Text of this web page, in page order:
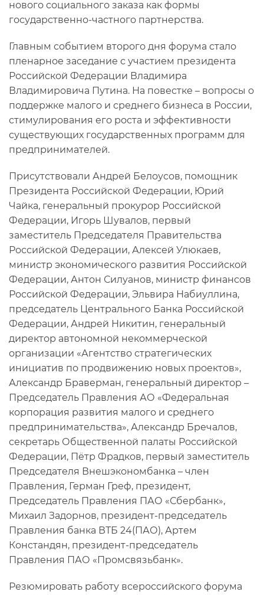
нового социального заказа как формы
государственно-частного партнерства.
Главным событием второго дня форума стало
пленарное заседание с участием президента
Российской Федерации Владимира
Владимировича Путина. На повестке – вопросы о
поддержке малого и среднего бизнеса в России,
стимулирования его роста и эффективности
существующих государственных программ для
предпринимателей.
Присутствовали Андрей Белоусов, помощник
Президента Российской Федерации, Юрий
Чайка, генеральный прокурор Российской
Федерации, Игорь Шувалов, первый
заместитель Председателя Правительства
Российской Федерации, Алексей Улюкаев,
министр экономического развития Российской
Федерации, Антон Силуанов, министр финансов
Российской Федерации, Эльвира Набиуллина,
председатель Центрального Банка Российской
Федерации, Андрей Никитин, генеральный
директор автономной некоммерческой
организации «Агентство стратегических
инициатив по продвижению новых проектов»,
Александр Браверман, генеральный директор –
Председатель Правления АО «Федеральная
корпорация развития малого и среднего
предпринимательства», Александр Бречалов,
секретарь Общественной палаты Российской
Федерации, Пётр Фрадков, первый заместитель
Председателя Внешэкономбанка – член
Правления, Герман Греф, президент,
Председатель Правления ПАО «Сбербанк»,
Михаил Задорнов, президент-председатель
Правления банка ВТБ 24(ПАО), Артем
Констандян, президент-председатель
Правления ПАО «Промсвязьбанк».
Резюмировать работу всероссийского форума